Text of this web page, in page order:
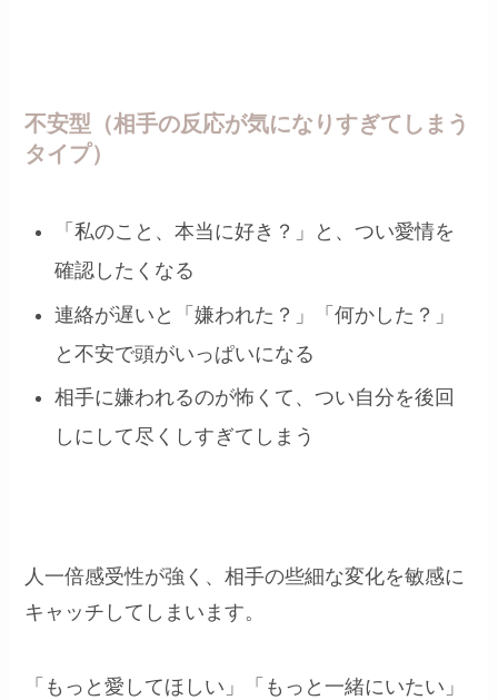
不安型（相手の反応が気になりすぎてしまう
タイプ）
「私のこと、本当に好き？」と、つい愛情を
確認したくなる
連絡が遅いと「嫌われた？」「何かした？」
と不安で頭がいっぱいになる
相手に嫌われるのが怖くて、つい自分を後回
しにして尽くしすぎてしまう
人一倍感受性が強く、相手の些細な変化を敏感に
キャッチしてしまいます。
「もっと愛してほしい」「もっと一緒にいたい」